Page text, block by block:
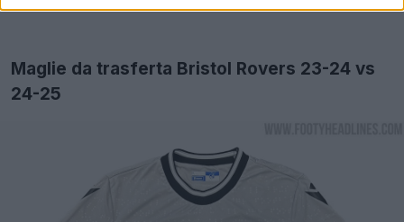
Maglie da trasferta Bristol Rovers 23-24 vs
24-25